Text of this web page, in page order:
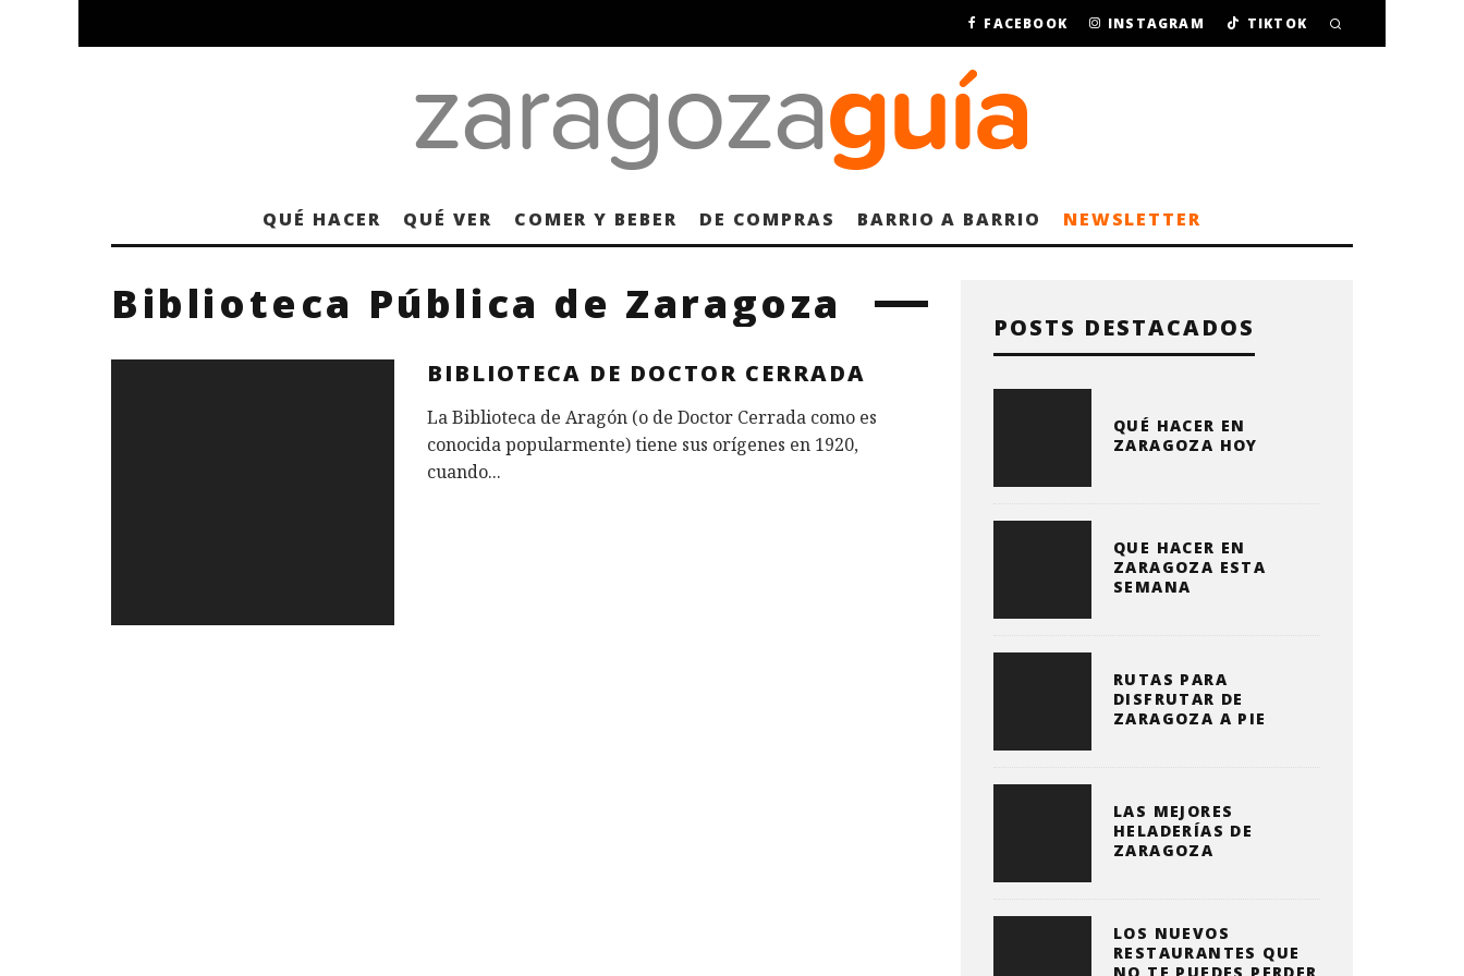
FACEBOOK INSTAGRAM TIKTOK
QUÉ HACER QUÉ VER COMER Y BEBER DE COMPRAS BARRIO A BARRIO NEWSLETTER
Biblioteca Pública de Zaragoza
BIBLIOTECA DE DOCTOR CERRADA
La Biblioteca de Aragón (o de Doctor Cerrada como es
conocida popularmente) tiene sus orígenes en 1920,
cuando...
POSTS DESTACADOS
QUÉ HACER EN
ZARAGOZA HOY
QUE HACER EN
ZARAGOZA ESTA
SEMANA
RUTAS PARA
DISFRUTAR DE
ZARAGOZA A PIE
LAS MEJORES
HELADERÍAS DE
ZARAGOZA
LOS NUEVOS
RESTAURANTES QUE
NO TE PUEDES PERDER